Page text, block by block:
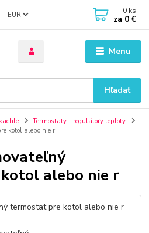
Menu
EUR
Hľadať
0 ks
za 0 €
Termostaty - regulátory teploty
kotol alebo nie r
alebo nie r